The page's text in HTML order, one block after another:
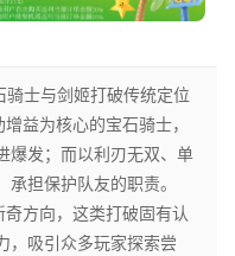
士与剑姬打破传统定位
益为核心的宝石骑士，
爆发；而以利刃无双、单
担保护队友的职责。
方向，这类打破固有认
，吸引众多玩家探索尝